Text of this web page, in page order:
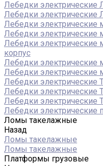
Лебедки
Лебедки электрические
Лебедки электрические
Лебедки электрические
Лебедки
корпус
Лебедки электрические
Лебедки
Лебедки
Лебедки
Лебедки электрические
Лебедки электрические
Ломы такелажные
Назад
Ломы такелажные
Ломы такелажные
Платформы грузовые